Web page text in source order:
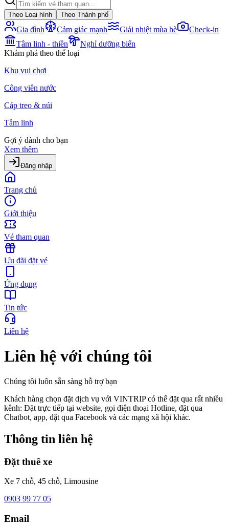
Theo Loại hình Theo Thành phố
Gia đình Cảm giác mạnh Giải nhiệt mùa hè
Check-in
Tâm linh - thiền
Nghỉ dưỡng biển
Khám phá theo thể loại
Khu vui chơi
Công viên nước
Cáp treo & núi
Tâm linh
Gợi ý dành cho bạn
Xem thêm
Đăng nhập
Trang chủ
Giới thiệu
Vé tham quan
Ưu đãi đặt vé
Ứng dụng
Tin tức
Liên hệ
Liên hệ với chúng tôi
Chúng tôi luôn sẵn sàng hỗ trợ bạn
Khách hàng chọn đặt dịch vụ với VINTRIP có thể đặt qua rất nhiều
kênh: Đặt trực tiếp tại website, gọi điện thoại Hotline, đặt qua
Chatbot, app, đặt qua Facebook và các mạng xã hội khác.
Thông tin liên hệ
Đặt thuê xe
Xe 7 chỗ, 45 chỗ, Limousine
0903 99 77 05
Email